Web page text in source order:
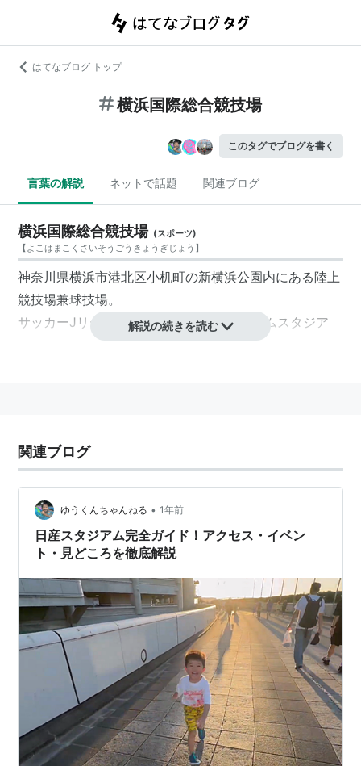
はてなブログ トップ
横浜国際総合競技場
このタグでブログを書く
言葉の解説 ネットで話題 関連ブログ
横浜国際総合競技場 (スポーツ)
【よこはまこくさいそうごうきょうぎじょう 】
神奈川県横浜市港北区小机町の新横浜公園内にある陸上
競技場兼球技場。
サッカーJリーグ、横浜F・マリノスのホームスタジア
して小机競技場
に。
一方で、巨額の管理費は、横浜市の財政を圧迫してお
り、人気アーティストグループなどのライブを積極的に
初のコンサート開催は、1999年8月に行われたB’zのコ
ンサート。
2005年3月より日産自動車が命名権（ネーミングライ
ツ）を取得し、競技場名が「日産スタジアム」となる。
2019年ラグビーワールドカップ決勝戦の会場候補に挙
がっている。
2015年12月2日、横浜市は、日産自動車と、2016年3月
から2021年2月末まで命名権契約を更新した。
解説の続きを読む
関連ブログ
ゆうくんちゃんねる • 1年前
日産スタジアム完全ガイド！アクセス・イベン
ト・見どころを徹底解説